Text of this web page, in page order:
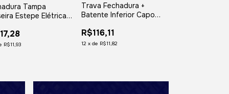
Tampa
Estepe Elétrica
R$11,93
Trava Fechadura +
Batente Inferior Capo
R$116,11
12 x de R$11,82